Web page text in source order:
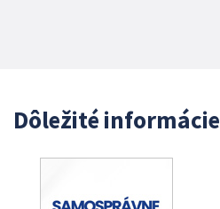
Dôležité informácie